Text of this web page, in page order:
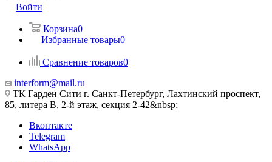
Войти
Корзина0
Избранные товары0
Сравнение товаров0
interform@mail.ru
ТК Гарден Сити г. Санкт-Петербург, Лахтинский проспект,
85, литера В, 2-й этаж, секция 2-42&nbsp;
Вконтакте
Telegram
WhatsApp